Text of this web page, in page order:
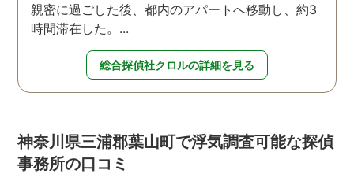
親密に過ごした後、都内のアパートへ移動し、約3
時間滞在した。...
総合探偵社クロルの詳細を見る
神奈川県三浦郡葉山町で浮気調査可能な探偵
事務所の口コミ